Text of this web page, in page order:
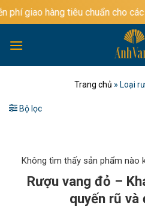
Bỏ
qua
dung
tiêu chuẩn cho các đơn hàng
Trang chủ » Loại
Bộ lọc
Không tìm thấy sản phẩm nào
Rượu vang đỏ –
quyến rũ và